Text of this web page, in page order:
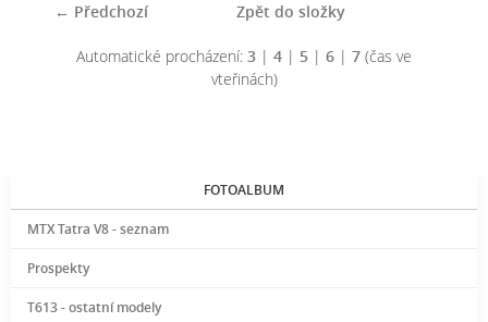
← Předchozí Zpět do složky
Automatické procházení: 3 | 4 | 5 | 6 | 7 (čas ve
vteřinách)
FOTOALBUM
MTX Tatra V8 - seznam
Prospekty
T613 - ostatní modely